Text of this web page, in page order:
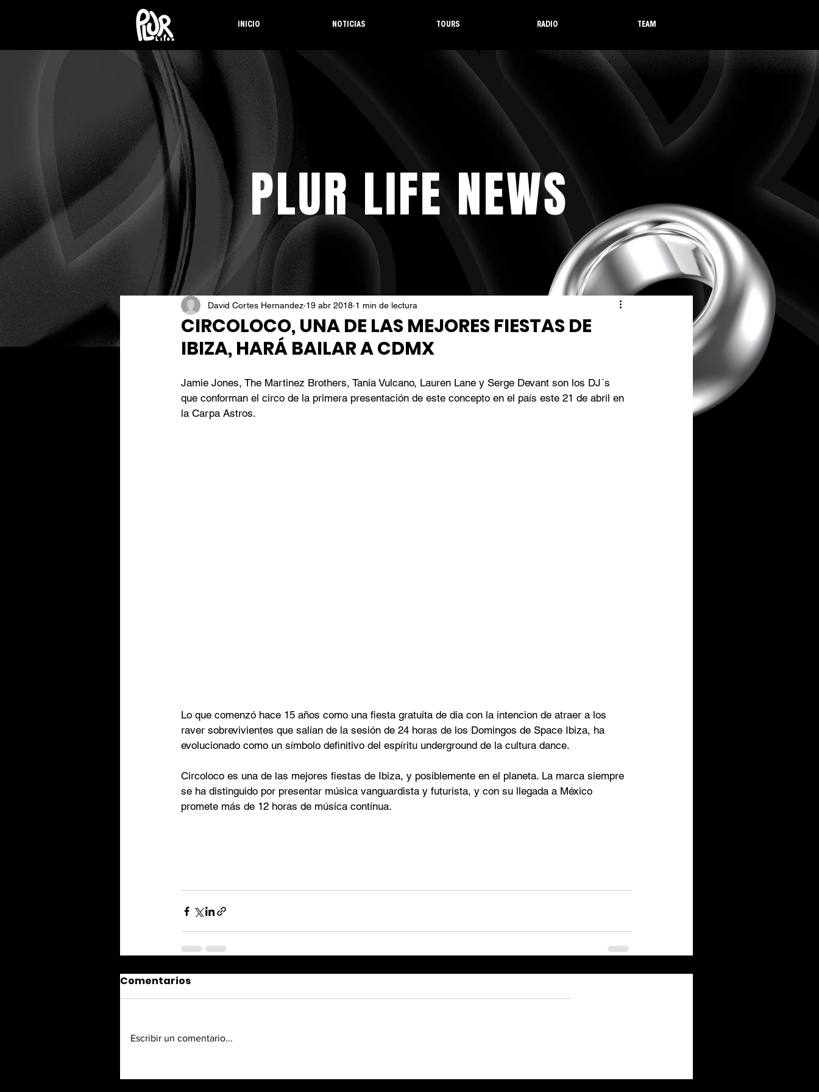
INICIO NOTICIAS TOURS RADIO TEAM
PLUR LIFE NEWS
CIRCOLOCO, UNA DE LAS MEJORES FIESTAS DE
IBIZA, HARÁ BAILAR A CDMX
David Cortes Hernandez 19 abr 2018 1 min de lectura
Jamie Jones, The Martinez Brothers, Tania Vulcano, Lauren Lane y Serge Devant son los DJ´s
que conforman el circo de la primera presentación de este concepto en el país este 21 de abril en
la Carpa Astros.
Lo que comenzó hace 15 años como una fiesta gratuita de dia con la intencion de atraer a los
raver sobrevivientes que salían de la sesión de 24 horas de los Domingos de Space Ibiza, ha
evolucionado como un símbolo definitivo del espíritu underground de la cultura dance.
Circoloco es una de las mejores fiestas de Ibiza, y posiblemente en el planeta. La marca siempre
se ha distinguido por presentar música vanguardista y futurista, y con su llegada a México
promete más de 12 horas de música contínua.
Comentarios
Escribir un comentario...